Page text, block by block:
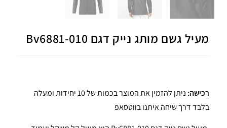
מעיל גשם מותג נייק דגם Bv6881-010
רכישה:
ניתן להזמין את המוצר בכמות של 10 יחידות ומעלה
בלבד דרך שיחה איתנו בווטסאפ